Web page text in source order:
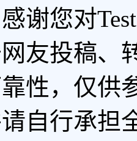
谢您对
友投稿、
性，仅供
自行承担